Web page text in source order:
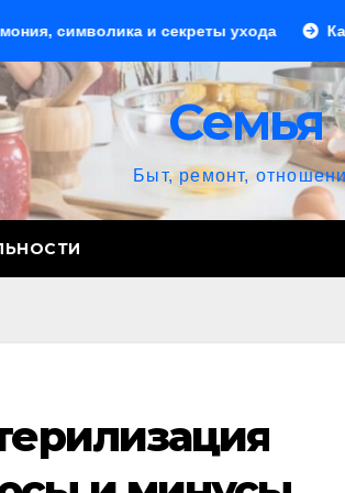
и секреты ухода Как
Семья
Быт, ремонт,